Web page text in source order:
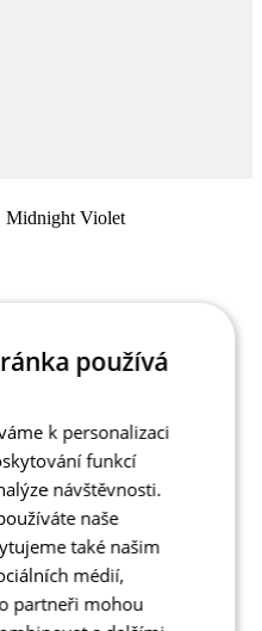
používá
k personalizaci
funkcí
návštěvnosti.
naše
také našim
médií,
partneři mohou